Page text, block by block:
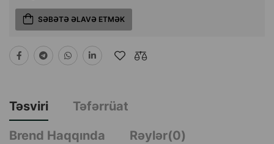
SƏBƏTƏ ƏLAVƏ ETMƏK
Təsviri
Təfərrüat
Brend Haqqında
Rəylər(0)